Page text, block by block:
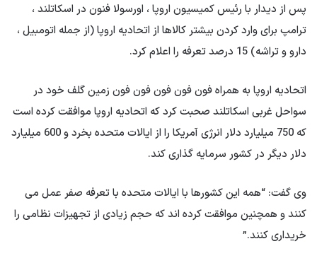
پس از دیدار با رئیس کمیسیون اروپا ، اورسولا فنون در اسکاتلند ،
ترامپ برای وارد کردن بیشتر کالاها از اتحادیه اروپا (از جمله اتومبیل ،
دارو و تراشه) 15 درصد تعرفه را اعلام کرد.
اتحادیه اروپا به همراه فون فون فون فون فون زمین گلف خود در
سواحل غربی اسکاتلند صحبت کرد که اتحادیه اروپا موافقت کرده است
که 750 میلیارد دلار انرژی آمریکا را از ایالات متحده بخرد و 600 میلیارد
دلار دیگر در کشور سرمایه گذاری کند.
وی گفت: “همه این کشورها با ایالات متحده با تعرفه صفر عمل می
کنند و همچنین موافقت کرده اند که حجم زیادی از تجهیزات نظامی را
خریداری کنند.”